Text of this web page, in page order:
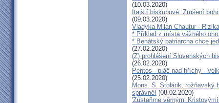
(10.03.2020)
Italští biskupové: Zrušení
(09.03.2020)
Vladyka Milan Chautur -
* Příklad z místa vážného
* Benátský patriarcha chce
(27.02.2020)
(Z) prohlášení Slovenských
(26.02.2020)
Pentos - pláč nad hříchy -
(25.02.2020)
Mons. S. Stolárik, rožňavský
správně! (08.02.2020)
'Zůstaňme věrnými